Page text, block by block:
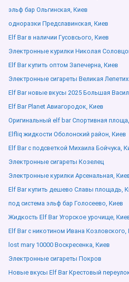
эльф бар Ольгинская, Киев
одноразки Предславинская, Киев
Elf Bar в наличии Гусовсього, Киев
Электронные курилки Николая
Elf Bar купить оптом Запечерна, Киев
Электронные сигареты Великая
Elf Bar новые вкусы 2025 Большая
Elf Bar Planet Авиагородок, Киев
Оригинальный elf bar Спортивная
Elfliq жидкости Оболонский район, Киев
Elf Bar с подсветкой Михаила Бойчука,
Электронные сигареты Козелец
Электронные курилки Арсенальная,
Elf Bar купить дешево Славы площадь,
под система эльф бар Голосеево, Киев
Жидкость Elf Bar Угорское урочище,
Elf Bar с никотином Ивана Козловского,
lost mary 10000 Воскресенка, Киев
Электронные сигареты Покров
Новые вкусы Elf Bar Крестовый